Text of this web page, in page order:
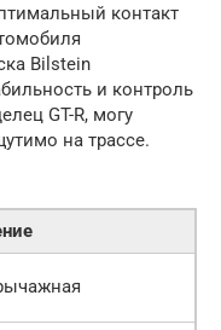
контакт
Bilstein
и контроль
GT-R, могу
на трассе.